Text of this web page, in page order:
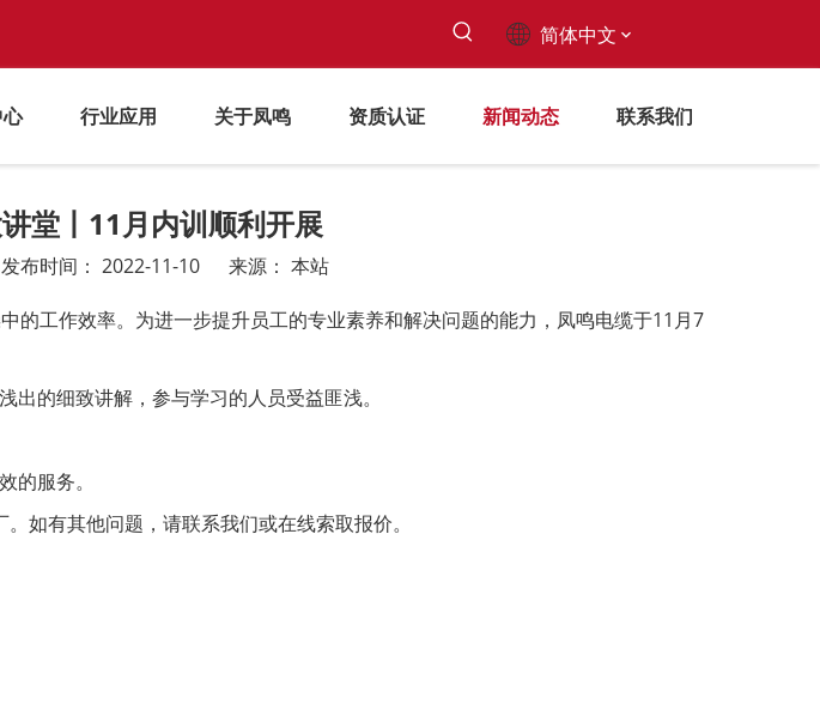
简体中文
行业应用 关于凤鸣 资质认证 新闻动态 联系我们
堂丨11月内训顺利开展
时间： 2022-11-10 来源： 本站
工作效率。为进一步提升员工的专业素养和解决问题的能力，凤鸣电缆于11月7
的细致讲解，参与学习的人员受益匪浅。
的服务。
如有其他问题，请联系我们或在线索取报价。